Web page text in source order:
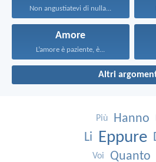
Non angustiatevi di nulla...
Amore
L’amore è paziente, è...
Altri
Più Hanno
Li Eppure
Voi Quanto